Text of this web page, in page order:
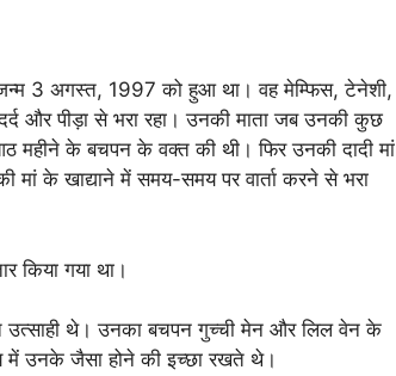
3 अगस्त, 1997 को हुआ था। वह मेम्फिस, टेनेशी,
और पीड़ा से भरा रहा। उनकी माता जब उनकी कुछ
महीने के बचपन के वक्त की थी। फिर उनकी दादी मां
मां के खाद्याने में समय-समय पर वार्ता करने से भरा
किया गया था।
उत्साही थे। उनका बचपन गुच्ची मेन और लिल वेन के
में उनके जैसा होने की इच्छा रखते थे।